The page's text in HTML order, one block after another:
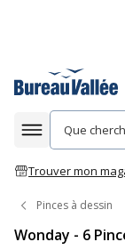
Afficher la
Trouver mon
Pinces à dessin
Wonday - 6